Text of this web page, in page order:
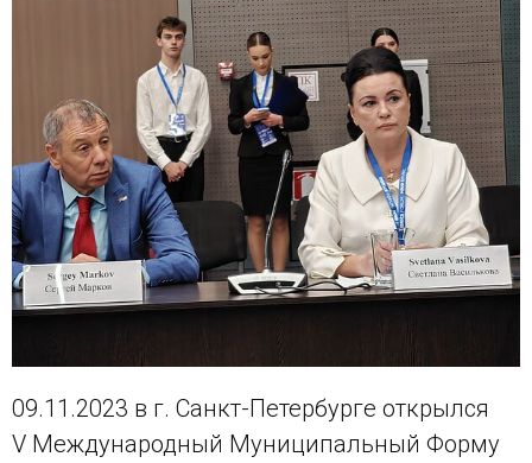
09.11.2023 в г. Санкт-Петербурге открылся
V Международный Муниципальный Форму